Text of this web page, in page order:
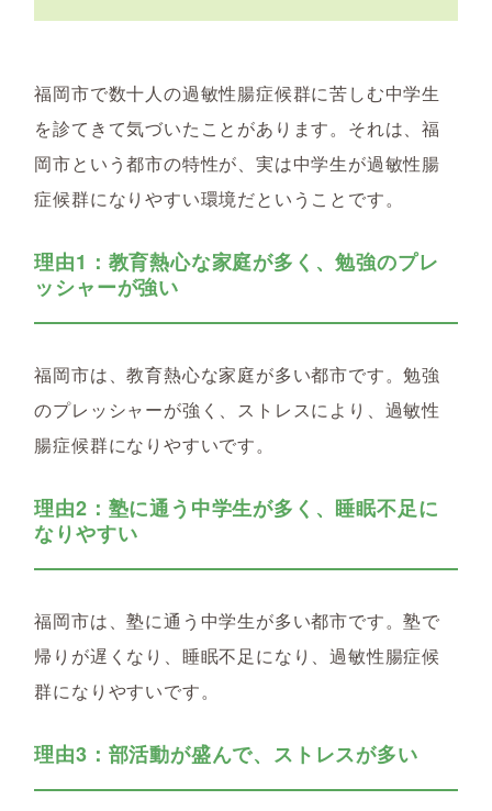
福岡市で数十人の過敏性腸症候群に苦しむ中学生
を診てきて気づいたことがあります。それは、福
岡市という都市の特性が、実は中学生が過敏性腸
症候群になりやすい環境だということです。
理由1：教育熱心な家庭が多く、勉強のプレ
ッシャーが強い
福岡市は、教育熱心な家庭が多い都市です。勉強
のプレッシャーが強く、ストレスにより、過敏性
腸症候群になりやすいです。
理由2：塾に通う中学生が多く、睡眠不足に
なりやすい
福岡市は、塾に通う中学生が多い都市です。塾で
帰りが遅くなり、睡眠不足になり、過敏性腸症候
群になりやすいです。
理由3：部活動が盛んで、ストレスが多い